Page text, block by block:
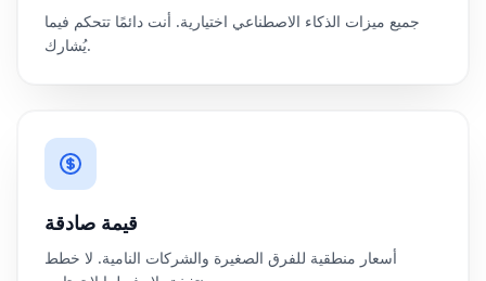
جميع ميزات الذكاء الاصطناعي اختيارية. أنت دائمًا تتحكم فيما
يُشارك.
قيمة صادقة
أسعار منطقية للفرق الصغيرة والشركات النامية. لا خطط